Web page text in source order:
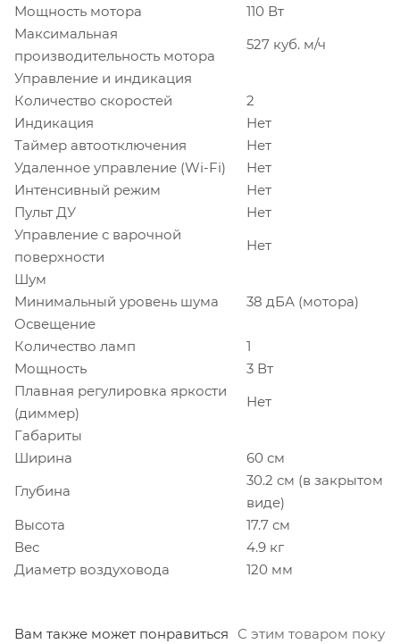
Мощность мотора
110 Вт
Максимальная
производительность мотора
527 куб. м/ч
Управление и индикация
Количество скоростей
2
Индикация
Нет
Таймер автоотключения
Нет
Удаленное управление (Wi-Fi)
Нет
Интенсивный режим
Нет
Пульт ДУ
Нет
Управление с варочной
поверхности
Нет
Шум
Минимальный уровень шума
38 дБА (мотора)
Освещение
Количество ламп
1
Мощность
3 Вт
Плавная регулировка яркости
(диммер)
Нет
Габариты
Ширина
60 см
Глубина
30.2 см (в закрытом
виде)
Высота
17.7 см
Вес
4.9 кг
Диаметр воздуховода
120 мм
Вам также может понравиться С этим товаром